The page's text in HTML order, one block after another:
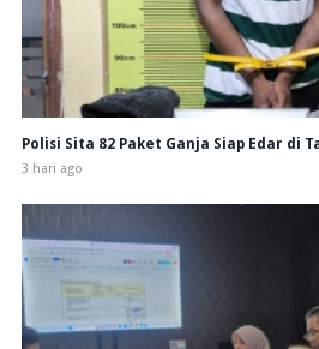
Polisi Sita 82 Paket Ganja Siap Edar di
3 hari ago